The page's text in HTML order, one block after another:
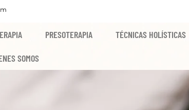
PRESOTERAPIA TÉCNICAS HOLÍSTICAS
SOMOS